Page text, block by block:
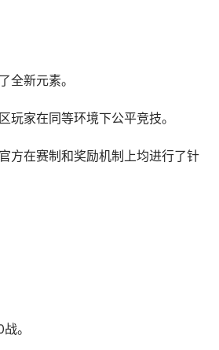
全新元素。
家在同等环境下公平竞技。
方在赛制和奖励机制上均进行了针
。